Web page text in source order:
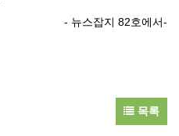
- 뉴스잡지 82호에서-
목록